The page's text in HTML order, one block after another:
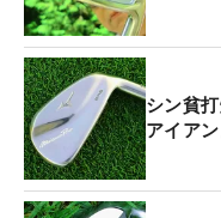
シン貧
アイアン